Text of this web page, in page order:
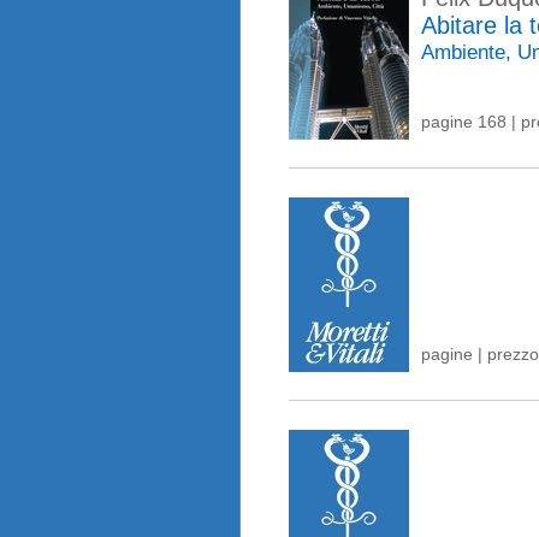
Abitare la
Ambiente,
pagine 168 |
pagine |